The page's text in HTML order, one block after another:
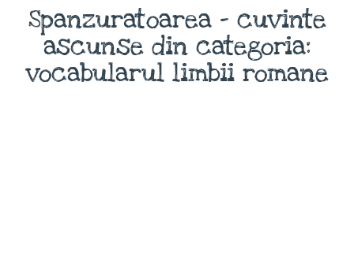
Spanzuratoarea - cuvinte
ascunse din categoria:
vocabularul limbii romane